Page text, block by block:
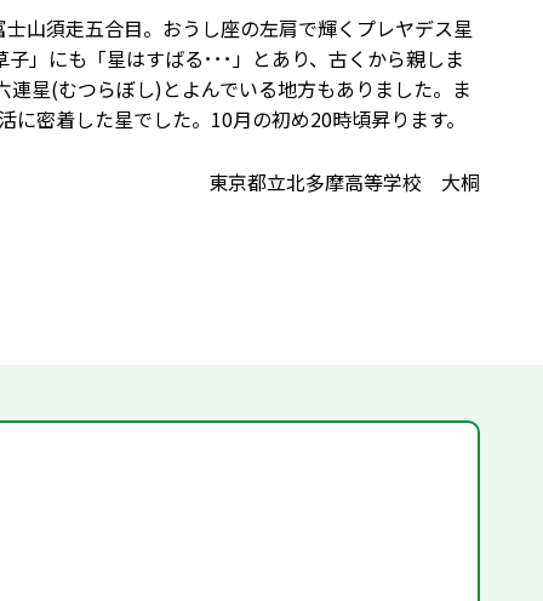
山須走五合目。おうし座の左肩で輝くプレヤデス星
」にも「星はすばる･･･」とあり、古くから親しま
星(むつらぼし)とよんでいる地方もありました。ま
密着した星でした。10月の初め20時頃昇ります。
東京都立北多摩高等学校 大桐